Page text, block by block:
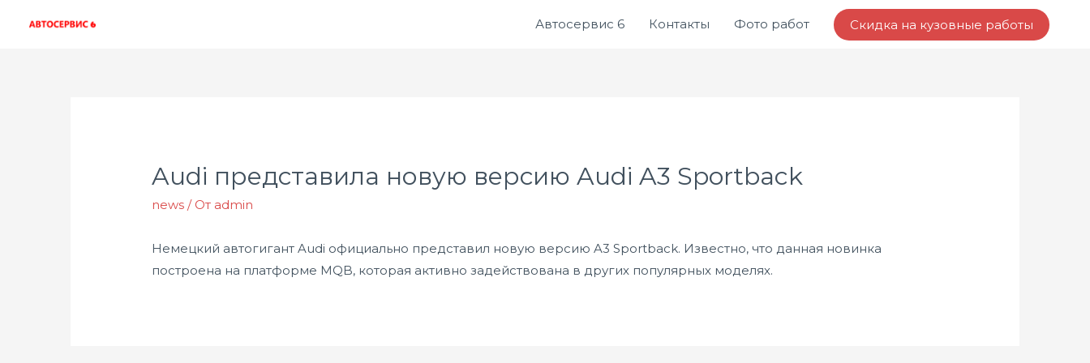
Автосервис 6 Контакты Фото работ Скидка на кузовные работы
Audi представила новую версию Audi A3 Sportback
news / От admin
Немецкий автогигант Audi официально представил новую версию A3 Sportback. Известно, что данная новинка
построена на платформе MQB, которая активно задействована в других популярных моделях.